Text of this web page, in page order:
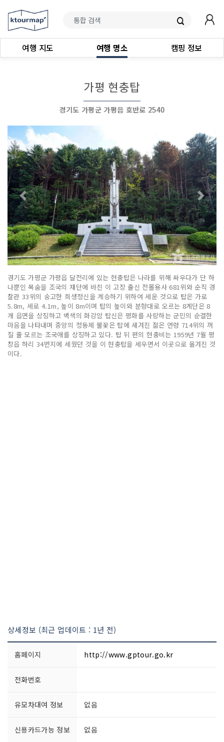
여행 지도 여행 명소 캠핑 정보
가평 현충탑
경기도 가평군 가평읍 호반로 2540
경기도 가평군 가평읍 달전리에 있는 현충탑은 나라를 위해 싸우다가 단 하
나뿐인 목숨을 조국의 재단에 바친 이 고장 출신 전몰용사 681위와 순직 경
찰관 33위의 숭고한 희생정신을 계승하기 위하여 세운 것으로 탑은 가로
5.8m, 세로 4.1m, 높이 8m이며 탑의 높이와 분향대로 오르는 8계단은 8
개 읍면을 상징하고 백색의 화강암 탑신은 평화를 사랑하는 군민의 순결한
마음을 나타내며 중앙의 청동제 불꽃은 탑에 새겨진 젊은 연령 714위의 꺼
질 줄 모르는 조국애를 상징하고 있다. 탑 뒤 편의 현충비는 1959년 7월 평
창읍 하리 34번지에 세웠던 것을 이 현충탑을 세우면서 이곳으로 옮겨진 것
이다.
상세정보 (최근 업데이트 : 1년 전)
홈페이지 http://www.gptour.go.kr
전화번호
유모차대여 정보 없음
신용카드가능 정보 없음